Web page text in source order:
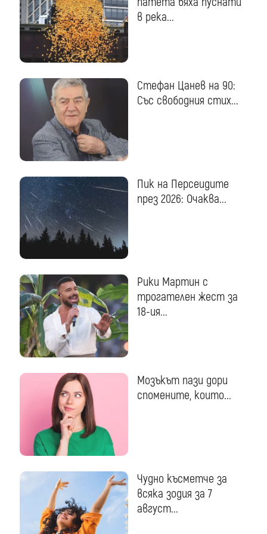
в река...
Стефан Цанев на 90:
Със свободния стих...
Пик на Персеидите
през 2026: Очаква...
Рики Мартин с
трогателен жест за
18-ия...
Мозъкът пази дори
спомените, които...
Чудно късметче за
всяка зодия за 7
август...